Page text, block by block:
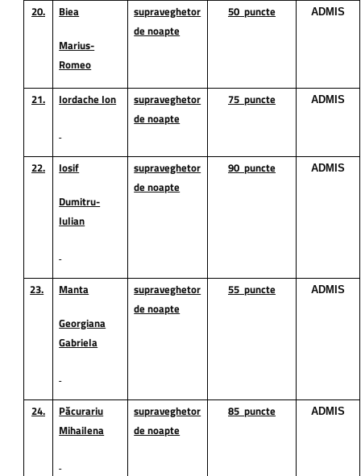
20. Biea
Marius-
Romeo
supraveghetor
de noapte
50 puncte ADMIS
21. Iordache Ion
supraveghetor
de noapte
75 puncte ADMIS
22. Iosif
Dumitru-
Iulian
supraveghetor
de noapte
90 puncte ADMIS
23. Manta
Georgiana
Gabriela
supraveghetor
de noapte
55 puncte ADMIS
24.
Păcurariu
Mihailena
supraveghetor
de noapte
85 puncte ADMIS